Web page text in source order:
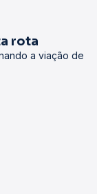
rota
a viação de